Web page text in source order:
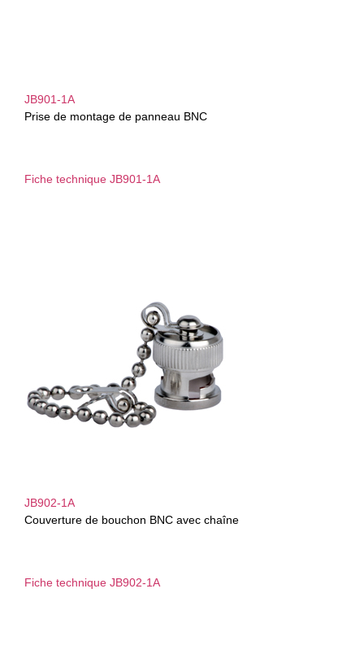
JB901-1A
Prise de montage de panneau BNC
Fiche technique JB901-1A
JB902-1A
Couverture de bouchon BNC avec chaîne
Fiche technique JB902-1A